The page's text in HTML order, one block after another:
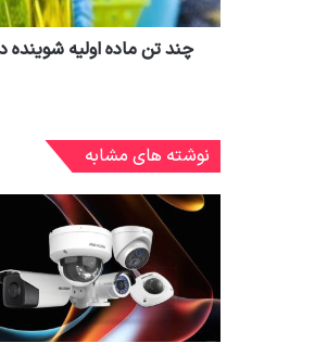
چند تن ماده اولیه
نوشته های مشابه